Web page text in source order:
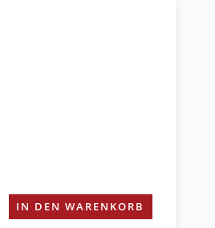
IN DEN WARENKORB